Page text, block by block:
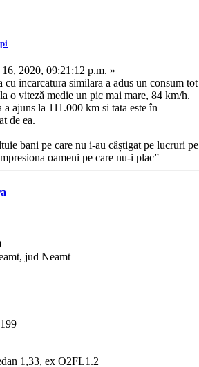
2020, 09:21:12 p.m. »
cu incarcatura similara a adus un consum tot
o viteză medie un pic mai mare, 84 km/h.
ajuns la 111.000 km si tata este în
de ea.
bani pe care nu i-au câștigat pe lucruri pe
oameni pe care nu-i plac”
jud Neamt
1,33, ex O2FL1.2